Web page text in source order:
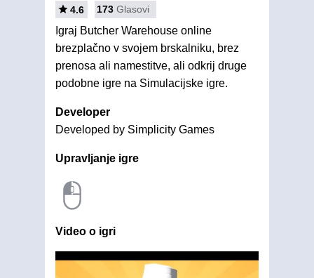
4.6 173 Glasovi
Igraj Butcher Warehouse online
brezplačno v svojem brskalniku, brez
prenosa ali namestitve, ali odkrij druge
podobne igre na Simulacijske igre.
Developer
Developed by Simplicity Games
Upravljanje igre
Video o igri